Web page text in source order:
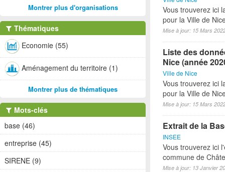
Vous trouverez ici
pour la Ville de
Mise à jour: 15 Mars
Liste des
Nice (année
Ville de Nice
Vous trouverez ici
pour la Ville de
Mise à jour: 15 Mars
Extrait de la
INSEE
Vous trouverez ici
commune de
Mise à jour: 13 Janvier
Montrer plus d'organisations
Thématiques
Economie (55)
Aménagement du territoire (1)
Montrer plus de thématiques
Mots-clés
base (46)
entreprise (45)
SIRENE (9)